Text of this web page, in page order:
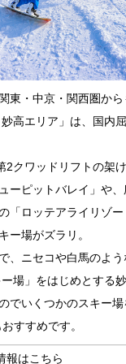
東・中京・関西圏か
高エリア」は、国内
2クワッドリフトの架
ーピットバレイ」や
「ロッテアライリゾ
ー場がズラリ。
、ニセコや白馬のよ
場」をはじめとする
でいくつかのスキー場
すすめです。
報はこちら